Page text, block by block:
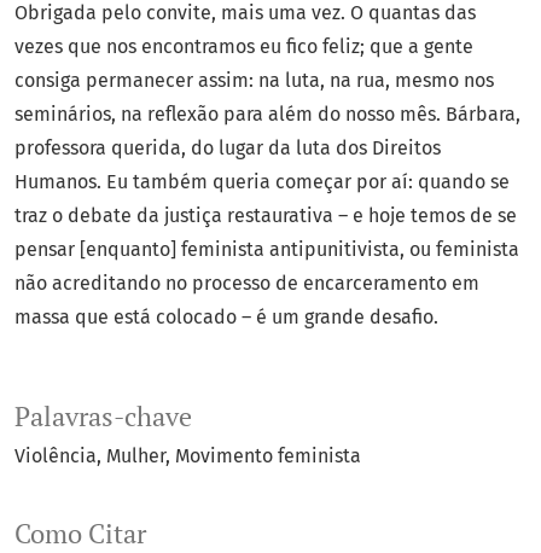
Palavras-chave
Violência Mulher Movimento feminista
Como Citar
Obrigada pelo convite, mais uma vez. O quantas das
vezes que nos encontramos eu fico feliz; que a gente
consiga permanecer assim: na luta, na rua, mesmo nos
seminários, na reflexão para além do nosso mês. Bárbara,
professora querida, do lugar da luta dos Direitos
Humanos. Eu também queria começar por aí: quando se
traz o debate da justiça restaurativa – e hoje temos de se
pensar [enquanto] feminista antipunitivista, ou feminista
não acreditando no processo de encarceramento em
massa que está colocado – é um grande desafio.